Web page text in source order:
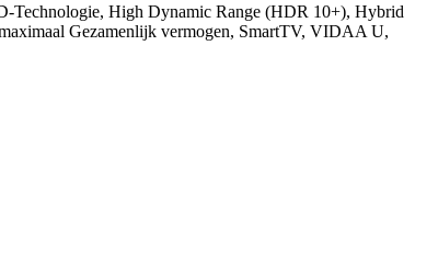
Technologie, High Dynamic Range (HDR 10+), Hybrid
Gezamenlijk vermogen, SmartTV, VIDAA U,